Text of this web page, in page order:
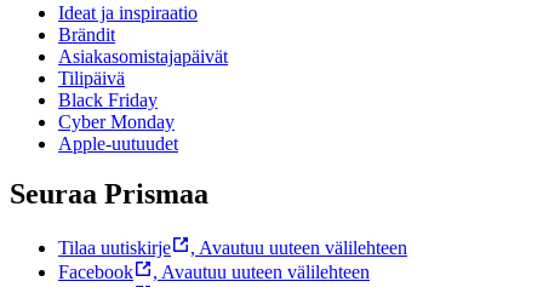
Ideat ja inspiraatio
Brändit
Asiakasomistajapäivät
Tilipäivä
Black Friday
Cyber Monday
Apple-uutuudet
Seuraa Prismaa
Tilaa uutiskirje , Avautuu uuteen välilehteen
Facebook
, Avautuu uuteen välilehteen